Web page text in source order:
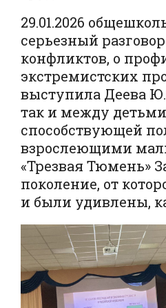
29.01.2026
серьезный
конфликтов, о
экстремистских
выступила Деева
так и между
способствующей
взрослеющими
«Трезвая Тюмень»
поколение, от
и были удивлены,